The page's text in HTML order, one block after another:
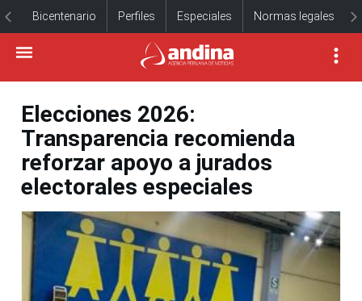
Bicentenario Perfiles Especiales Normas legales
Elecciones 2026:
Transparencia recomienda
reforzar apoyo a jurados
electorales especiales